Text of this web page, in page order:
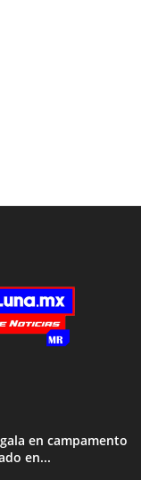
en campamento
en...